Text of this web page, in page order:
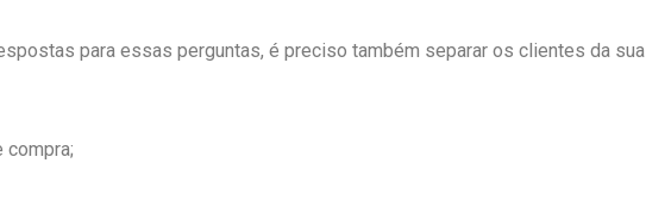
para essas perguntas, é preciso também separar os clientes da sua
compra;